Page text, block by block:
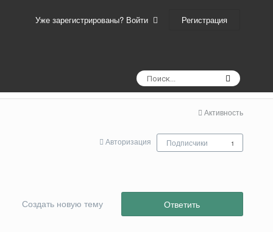
Уже зарегистрированы? Войти Регистрация
Активность
Авторизация Подписчики 1
Ответить
Создать новую тему